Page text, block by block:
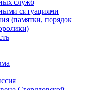
служб
ситуациями
(памятки, порядок